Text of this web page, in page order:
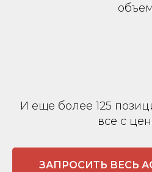
И еще более 125
все с
ЗАПРОСИТЬ ВЕСЬ